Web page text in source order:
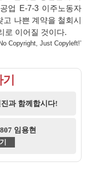
업 E-7-3 이주노동자
나쁜 계약을 철회시
로 이어질 것이다.
Copyright, Just Copyleft!’
과 함께합시다!
임용현